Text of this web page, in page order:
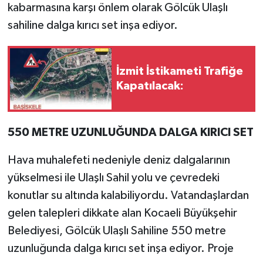
kabarmasına karşı önlem olarak Gölcük Ulaşlı
sahiline dalga kırıcı set inşa ediyor.
İzmit İstikameti Trafiğe
Kapatılacak:
550 METRE UZUNLUĞUNDA DALGA KIRICI SET
Hava muhalefeti nedeniyle deniz dalgalarının
yükselmesi ile Ulaşlı Sahil yolu ve çevredeki
konutlar su altında kalabiliyordu. Vatandaşlardan
gelen talepleri dikkate alan Kocaeli Büyükşehir
Belediyesi, Gölcük Ulaşlı Sahiline 550 metre
uzunluğunda dalga kırıcı set inşa ediyor. Proje